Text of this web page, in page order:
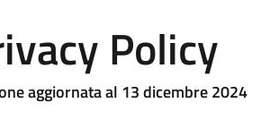
Policy
aggiornata al 13 dicembre 2024